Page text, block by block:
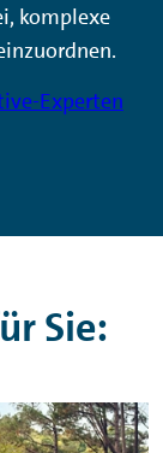
komplexe
Experten
Sie: